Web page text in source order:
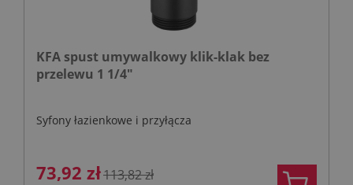
KFA spust umywalkowy klik-klak bez
przelewu 1 1/4"
Syfony łazienkowe i przyłącza
73,92 zł113,82 zł